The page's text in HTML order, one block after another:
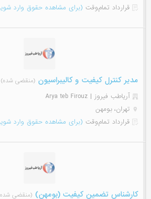
قرارداد تمام‌وقت (برای مشاهده حقوق وارد
مدیر کنترل کیفیت و کالیبراسیون (منقضی شده)
آریاطب فیروز | Arya teb Firouz
تهران، بومهن
قرارداد تمام‌وقت (برای مشاهده حقوق وارد
کارشناس تضمین کیفیت (بومهن) (منقضی